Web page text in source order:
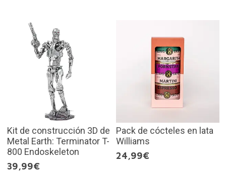
Kit de construcción 3D de
Metal Earth: Terminator T-
800 Endoskeleton
39,99€
Pack de cócteles en lata
Williams
24,99€